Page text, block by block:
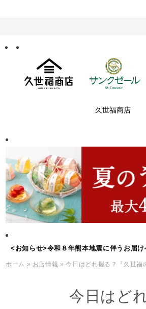
久世福商店
<お知らせ>令和８年熊本地震に伴うお届
ホーム » お店情報 » 今日はどれ握る？『久世福
今日はど